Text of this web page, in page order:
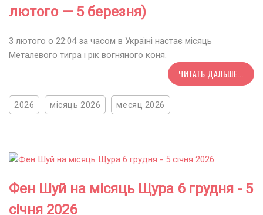
лютого — 5 березня)
3 лютого о 22:04 за часом в Україні настає місяць
Металевого тигра і рік вогняного коня.
ЧИТАТЬ ДАЛЬШЕ...
2026 місяць 2026 месяц 2026
Фен Шуй на місяць Щура 6 грудня - 5
січня 2026